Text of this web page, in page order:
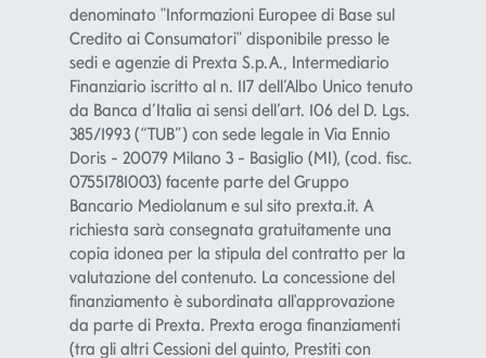
Credito ai Consumatori" disponibile presso le
sedi e agenzie di Prexta S.p.A., Intermediario
Finanziario iscritto al n. 117 dell’Albo Unico tenuto
da Banca d’Italia ai sensi dell’art. 106 del D. Lgs.
385/1993 (“TUB”) con sede legale in Via Ennio
Doris - 20079 Milano 3 - Basiglio (MI), (cod. fisc.
07551781003) facente parte del Gruppo
Bancario Mediolanum e sul sito prexta.it. A
richiesta sarà consegnata gratuitamente una
copia idonea per la stipula del contratto per la
valutazione del contenuto. La concessione del
finanziamento è subordinata all'approvazione
da parte di Prexta. Prexta eroga finanziamenti
(tra gli altri Cessioni del quinto, Prestiti con
delega di pagamento, Prestiti personali) e, nel